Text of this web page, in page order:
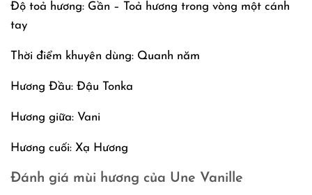
Độ toả hương: Gần – Toả hương trong vòng một cánh
tay
Thời điểm khuyên dùng: Quanh năm
Hương Đầu: Đậu Tonka
Hương giữa: Vani
Hương cuối: Xạ Hương
Đánh giá mùi hương của Une Vanille